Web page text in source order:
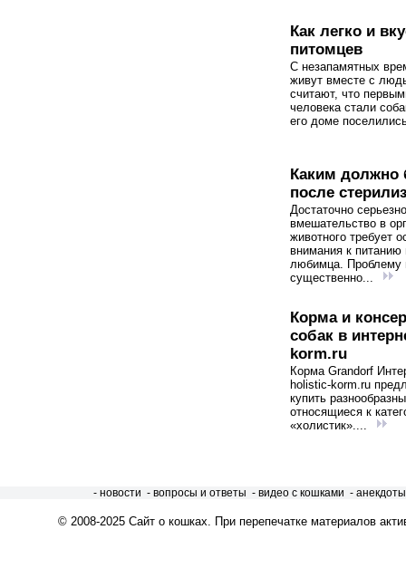
Как легко и
питомцев
С незапамятных
живут вместе с
считают, что
человека стали
его доме
Каким должно
после
Достаточно
вмешательство в
животного требует
внимания к питанию
любимца. Проблему
существенно...
Корма и
собак в
korm.ru
Корма Grandorf
holistic-korm.ru
купить
относящиеся к
«холистик»....
- новости - вопросы и ответы - видео с кошками -
© 2008-2025 Сайт о кошках. При перепечатке материалов